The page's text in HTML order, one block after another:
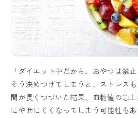
「ダイエット中だから、おやつは禁止
そう決めつけてしまうと、ストレス
間が長くつづいた結果、血糖値の急
にやせにくくなってしまう可能性もあ